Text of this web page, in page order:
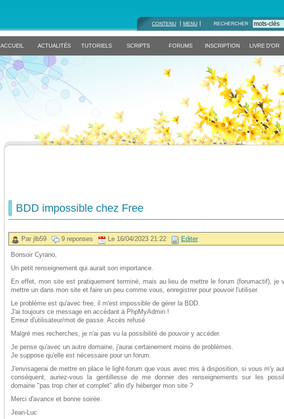
CONTENU MENU RECHERCHER :
ACCUEIL ACTUALITÉS TUTORIELS SCRIPTS FORUMS INSCRIPTION LIVRE D'OR
BDD impossible chez Free
Par jlb59 9 reponses Le 16/04/2023 21:22 Editer
Bonsoir Cyrano,
Un petit renseignement qui aurait son importance.
En effet, mon site est pratiquement terminé, mais au lieu de mettre le forum (forumactif), je
mettre un dans mon site et faire un peu comme vous, enregistrer pour pouvoir l'utiliser.
Le problème est qu'avec free, il m'est impossible de gérer la BDD.
J'ai toujours ce message en accédant à PhpMyAdmin !
Erreur d'utilisateur/mot de passe. Accès refusé
Malgré mes recherches, je n'ai pas vu la possibilité de pouvoir y accéder.
Je pense qu'avec un autre domaine, j'aurai certainement moins de problèmes.
Je suppose qu'elle est nécessaire pour un forum.
J'envisagerai de mettre en place le light-forum que vous avec mis à disposition, si vous m'y
conséquent, auriez-vous la gentillesse de me donner des renseignements sur les
domaine "pas trop cher et complet" afin d'y héberger mon site ?
Merci d'avance et bonne soirée.
Jean-Luc